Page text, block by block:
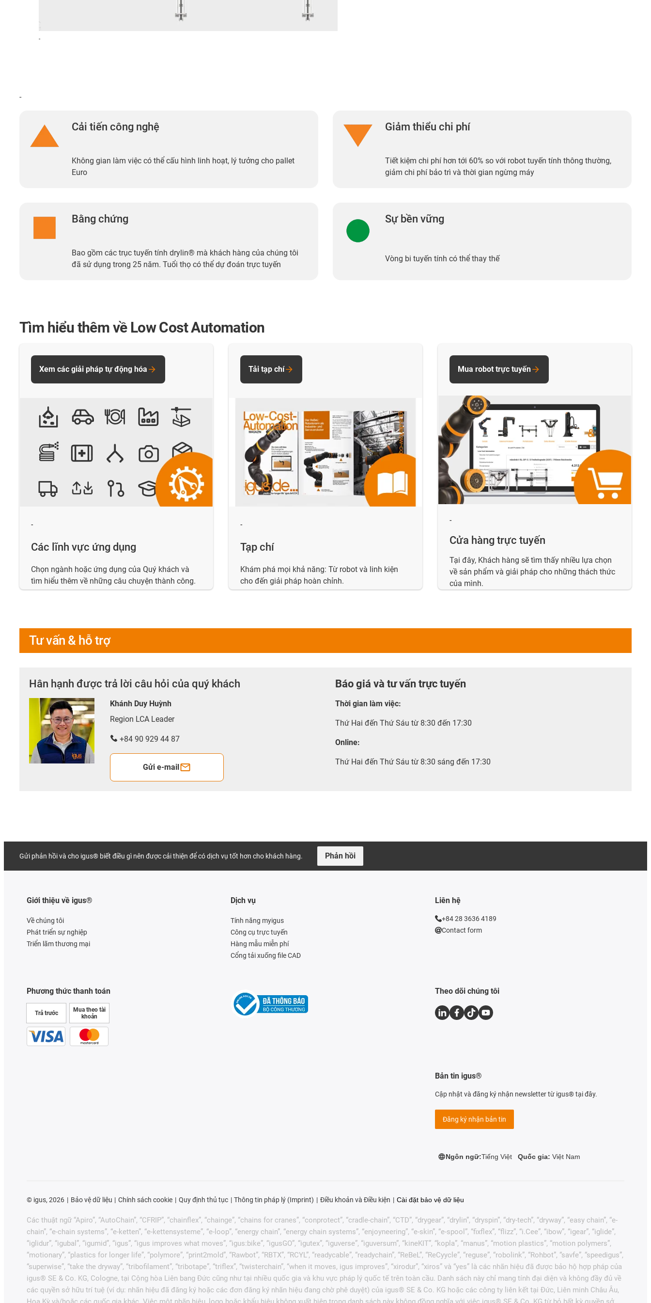
-
-
Cải tiến công nghệ
Không gian làm việc có thể cấu hình linh hoạt, lý tưởng cho pallet
Euro
Giảm thiểu chi phí
Tiết kiệm chi phí hơn tới 60% so với robot tuyến tính thông thường,
giảm chi phí bảo trì và thời gian ngừng máy
Bằng chứng
Bao gồm các trục tuyến tính drylin® mà khách hàng của chúng tôi
đã sử dụng trong 25 năm. Tuổi thọ có thể dự đoán trực tuyến
Sự bền vững
Vòng bi tuyến tính có thể thay thế
Tìm hiểu thêm về Low Cost Automation
-
Các lĩnh vực ứng dụng
Chọn ngành hoặc ứng dụng của Quý khách và
tìm hiểu thêm về những câu chuyện thành công.
Xem các giải pháp tự động hóa
-
Tạp chí
Khám phá mọi khả năng: Từ robot và linh kiện
cho đến giải pháp hoàn chỉnh.
Tải tạp chí
-
Cửa hàng trực tuyến
Tại đây, Khách hàng sẽ tìm thấy nhiều lựa chọn
về sản phẩm và giải pháp cho những thách thức
của mình.
Mua robot trực tuyến
Tư vấn & hỗ trợ
Hân hạnh được trả lời câu hỏi của quý khách
Khánh Duy Huỳnh
Region LCA Leader
+84 90 929 44 87
Gửi e-mail
Báo giá và tư vấn trực tuyến
Thời gian làm việc:
Thứ Hai đến Thứ Sáu từ 8:30 đến 17:30
Online:
Thứ Hai đến Thứ Sáu từ 8:30 sáng đến 17:30
Gửi phản hồi và cho igus® biết điều gì nên được cải thiện để có dịch vụ tốt hơn cho khách hàng. Phản hồi
Giới thiệu về igus®
Về chúng tôi
Phát triển sự nghiệp
Triển lãm thương mại
Phương thức thanh toán
Trả trước
Mua theo tài
khoản
Dịch vụ
Tính năng myigus
Công cụ trực tuyến
Hàng mẫu miễn phí
Cổng tải xuống file CAD
Liên hệ
+84 28 3636 4189
Contact form
Theo dõi chúng tôi
Bản tin igus®
Cập nhật và đăng ký nhận newsletter từ igus® tại đây.
Đăng ký nhận bản tin
Ngôn ngữ:Tiếng Việt Quốc gia: Việt Nam
© igus, 2026 Bảo vệ dữ liệu Chính sách cookie Quy định thủ tục Thông tin pháp lý (Imprint) Điều khoản và Điều kiện Cài đặt bảo vệ dữ liệu
Các thuật ngữ “Apiro”, “AutoChain”, “CFRIP”, “chainflex”, “chainge”, “chains for cranes”, “conprotect”, “cradle-chain”, “CTD”, “drygear”, “drylin”, “dryspin”, “dry-tech”, “dryway”, “easy chain”, “e-
chain”, “e-chain systems”, “e-ketten”, “e-kettensysteme”, “e-loop”, “energy chain”, “energy chain systems”, “enjoyneering”, “e-skin”, “e-spool”, “fixflex”, “flizz”, “i.Cee”, “ibow”, “igear”, “iglide”,
“iglidur”, “igubal”, “igumid”, “igus”, “igus improves what moves”, “igus:bike”, “igusGO”, “igutex”, “iguverse”, “iguversum”, “kineKIT”, “kopla”, “manus”, “motion plastics”, “motion polymers”,
“motionary”, “plastics for longer life”, “polymore”, “print2mold”, “Rawbot”, “RBTX”, “RCYL”, “readycable”, “readychain”, “ReBeL”, “ReCyycle”, “reguse”, “robolink”, “Rohbot”, “savfe”, “speedigus”,
“superwise”, “take the dryway”, “tribofilament”, “tribotape”, “triflex”, “twisterchain”, “when it moves, igus improves”, “xirodur”, “xiros” và “yes” là các nhãn hiệu đã được bảo hộ hợp pháp của
igus® SE & Co. KG, Cologne, tại Cộng hòa Liên bang Đức cũng như tại nhiều quốc gia và khu vực pháp lý quốc tế trên toàn cầu. Danh sách này chỉ mang tính đại diện và không đầy đủ về
các quyền sở hữu trí tuệ (ví dụ: nhãn hiệu đã đăng ký hoặc các đơn đăng ký nhãn hiệu đang chờ phê duyệt) của igus® SE & Co. KG hoặc các công ty liên kết tại Đức, Liên minh Châu Âu,